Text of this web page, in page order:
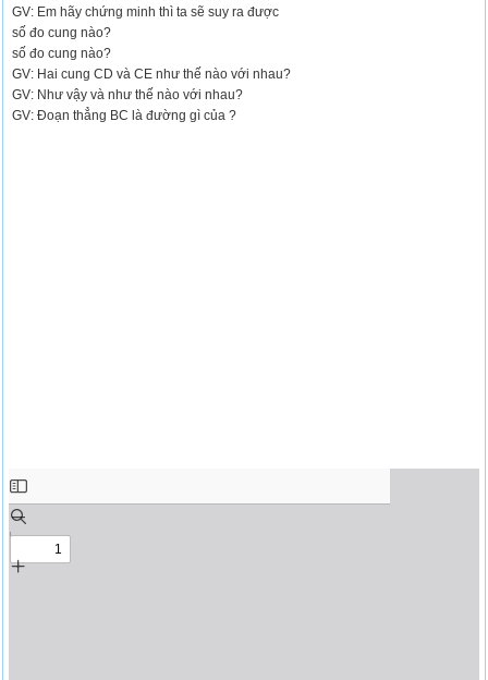
GV: Em hãy chứng minh thì ta sẽ suy ra được
số đo cung nào?
số đo cung nào?
GV: Hai cung CD và CE như thế nào với nhau?
GV: Như vậy và như thế nào với nhau?
GV: Đoạn thẳng BC là đường gì của ?